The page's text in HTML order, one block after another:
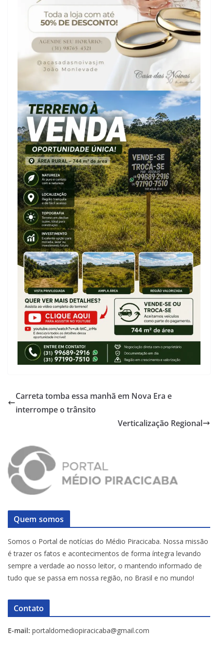
Carreta tomba essa manhã em Nova Era e
interrompe o trânsito
Verticalização Regional
Quem somos
Somos o Portal de notícias do Médio Piracicaba. Nossa missão
é trazer os fatos e acontecimentos de forma íntegra levando
sempre a verdade ao nosso leitor, o mantendo informado de
tudo que se passa em nossa região, no Brasil e no mundo!
Contato
E-mail: portaldomediopiracicaba@gmail.com